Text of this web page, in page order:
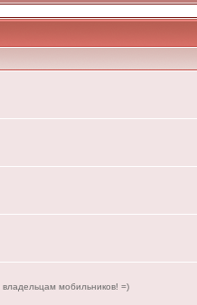
мобильников! =)